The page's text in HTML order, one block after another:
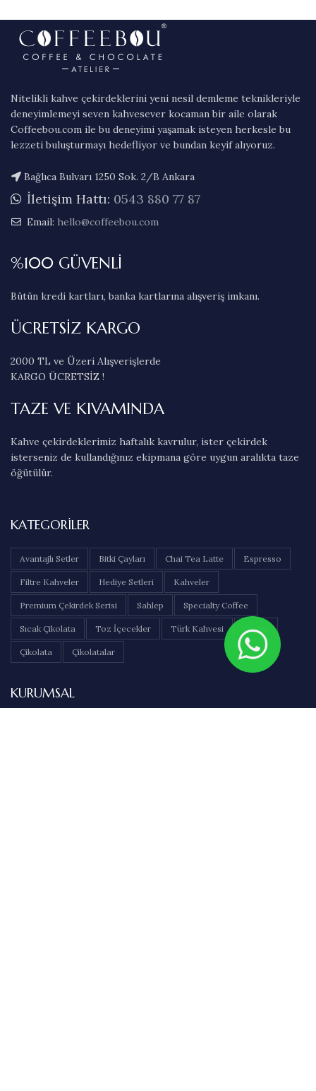
Nitelikli kahve çekirdeklerini yeni nesil demleme teknikleriyle
deneyimlemeyi seven kahvesever kocaman bir aile olarak
Coffeebou.com ile bu deneyimi yaşamak isteyen herkesle bu
lezzeti buluşturmayı hedefliyor ve bundan keyif alıyoruz.
Bağlıca Bulvarı 1250 Sok. 2/B Ankara
İletişim Hattı: 0543 880 77 87
Email: hello@coffeebou.com
%100 GÜVENLİ
Bütün kredi kartları, banka kartlarına alışveriş imkanı.
ÜCRETSİZ KARGO
2000 TL ve Üzeri Alışverişlerde
KARGO ÜCRETSİZ !
TAZE VE KIVAMINDA
Kahve çekirdeklerimiz haftalık kavrulur, ister çekirdek
isterseniz de kullandığınız ekipmana göre uygun aralıkta taze
öğütülür.
KATEGORILER
Avantajlı Setler Bitki Çayları Chai Tea Latte Espresso
Filtre Kahveler Hediye Setleri Kahveler
Premium Çekirdek Serisi Sahlep Specialty Coffee
Sıcak Çikolata Toz İçecekler Türk Kahvesi Çaylar
Çikolata Çikolatalar
KURUMSAL